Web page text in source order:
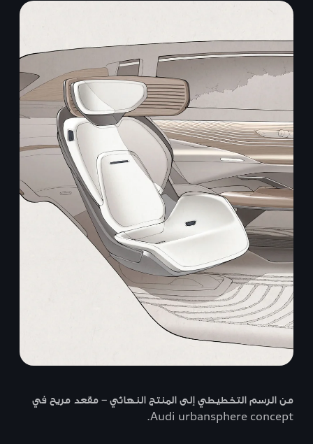
من الرسم التخطيطي إلى المنتج النهائي – مقعد مريح في
Audi urbansphere concept.